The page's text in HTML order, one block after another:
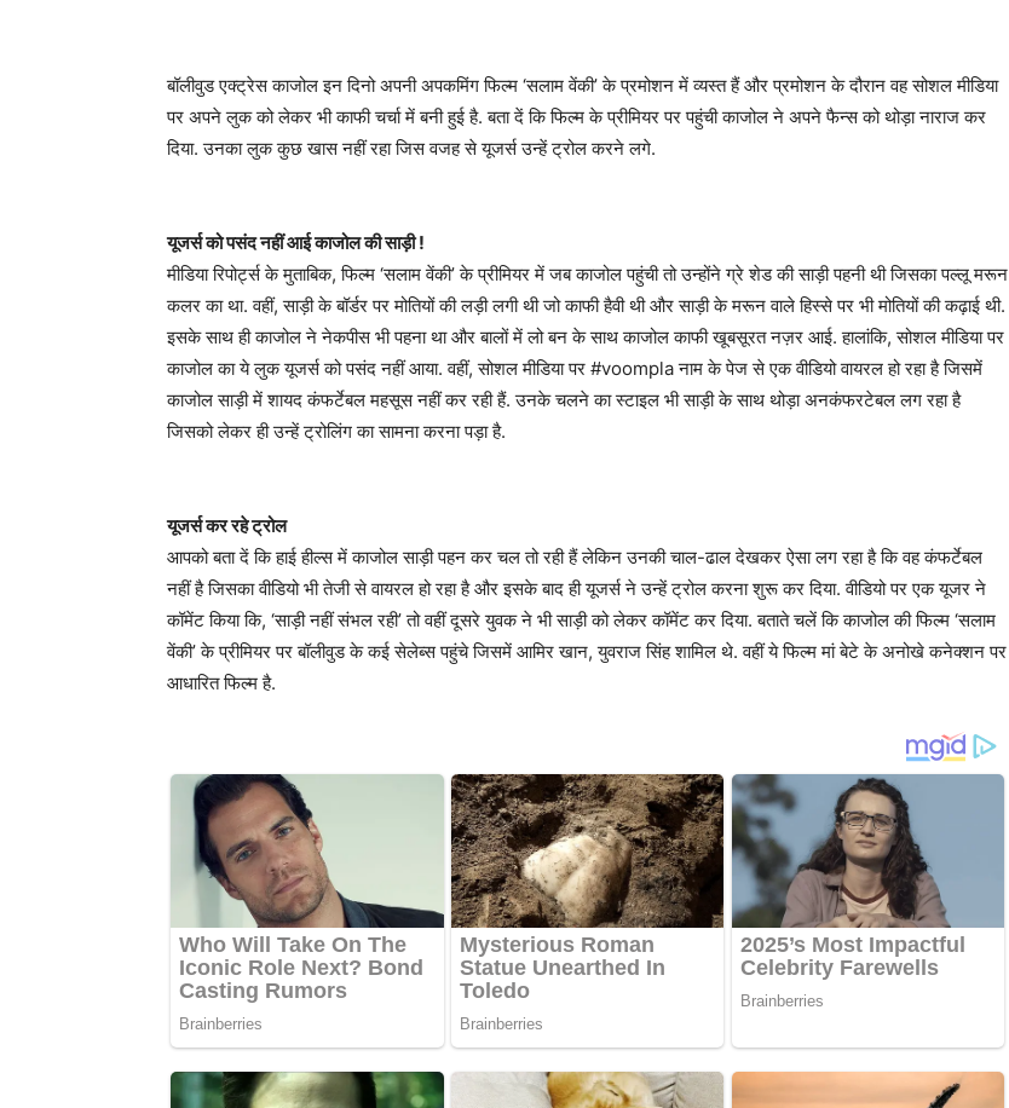
बॉलीवुड एक्ट्रेस काजोल इन दिनो अपनी अपकमिंग फिल्म ‘सलाम वेंकी’ के प्रमोशन में व्यस्त हैं और प्रमोशन के दौरान वह सोशल मीडिया
पर अपने लुक को लेकर भी काफी चर्चा में बनी हुई है. बता दें कि फिल्म के प्रीमियर पर पहुंची काजोल ने अपने फैन्स को थोड़ा नाराज कर
दिया. उनका लुक कुछ खास नहीं रहा जिस वजह से यूजर्स उन्हें ट्रोल करने लगे.
यूजर्स को पसंद नहीं आई काजोल की साड़ी !
मीडिया रिपोर्ट्स के मुताबिक, फिल्म ‘सलाम वेंकी’ के प्रीमियर में जब काजोल पहुंची तो उन्होंने ग्रे शेड की साड़ी पहनी थी जिसका पल्लू मरून
कलर का था. वहीं, साड़ी के बॉर्डर पर मोतियों की लड़ी लगी थी जो काफी हैवी थी और साड़ी के मरून वाले हिस्से पर भी मोतियों की कढ़ाई थी.
इसके साथ ही काजोल ने नेकपीस भी पहना था और बालों में लो बन के साथ काजोल काफी खूबसूरत नज़र आई. हालांकि, सोशल मीडिया पर
काजोल का ये लुक यूजर्स को पसंद नहीं आया. वहीं, सोशल मीडिया पर #voompla नाम के पेज से एक वीडियो वायरल हो रहा है जिसमें
काजोल साड़ी में शायद कंफर्टेबल महसूस नहीं कर रही हैं. उनके चलने का स्टाइल भी साड़ी के साथ थोड़ा अनकंफरटेबल लग रहा है
जिसको लेकर ही उन्हें ट्रोलिंग का सामना करना पड़ा है.
यूजर्स कर रहे ट्रोल
आपको बता दें कि हाई हील्स में काजोल साड़ी पहन कर चल तो रही हैं लेकिन उनकी चाल-ढाल देखकर ऐसा लग रहा है कि वह कंफर्टेबल
नहीं है जिसका वीडियो भी तेजी से वायरल हो रहा है और इसके बाद ही यूजर्स ने उन्हें ट्रोल करना शुरू कर दिया. वीडियो पर एक यूजर ने
कॉमेंट किया कि, ‘साड़ी नहीं संभल रही’ तो वहीं दूसरे युवक ने भी साड़ी को लेकर कॉमेंट कर दिया. बताते चलें कि काजोल की फिल्म ‘सलाम
वेंकी’ के प्रीमियर पर बॉलीवुड के कई सेलेब्स पहुंचे जिसमें आमिर खान, युवराज सिंह शामिल थे. वहीं ये फिल्म मां बेटे के अनोखे कनेक्शन पर
आधारित फिल्म है.